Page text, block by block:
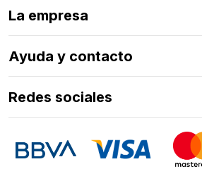
Revestimientos Interiores
Puertas
Herrajes
Gestión de servicios
Comadera Connect™
La empresa
Programa de fidelización
Ayuda y contacto
FAQs
Contacto
Redes sociales
Instagram
Facebook